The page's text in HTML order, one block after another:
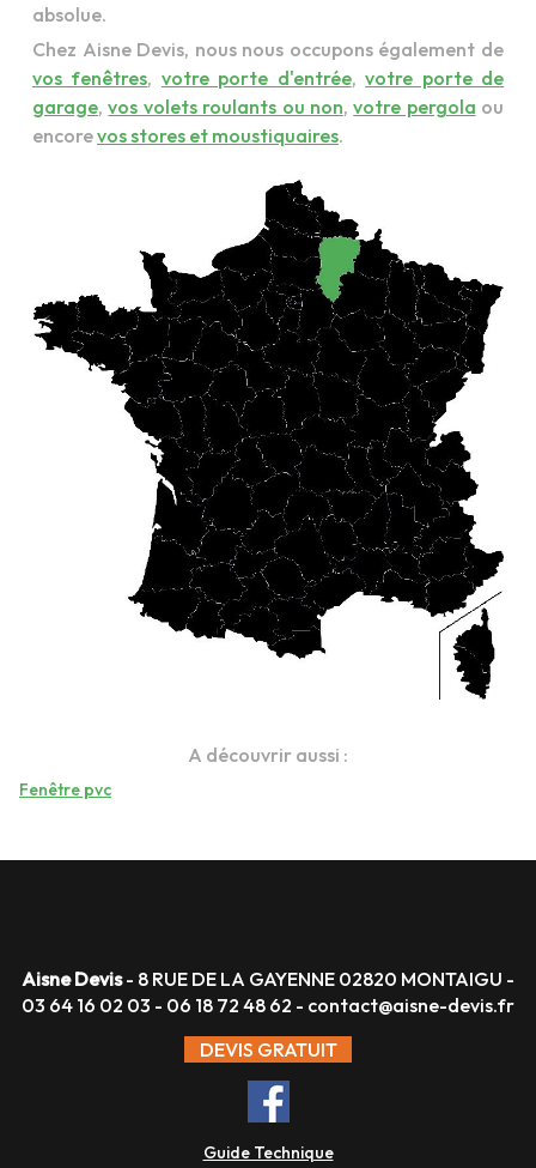
absolue.
Chez Aisne Devis, nous nous occupons également de
vos fenêtres, votre porte d'entrée,votre porte de
garage,vos volets roulants ou non,votre pergola ou
encorevos stores et moustiquaires.
A découvrir aussi :
Fenêtre pvc
Aisne Devis- 8 RUE DE LA GAYENNE 02820 MONTAIGU -
03 64 16 02 03 - 06 18 72 48 62 - contact@aisne-devis.fr
DEVIS GRATUIT
Guide Technique